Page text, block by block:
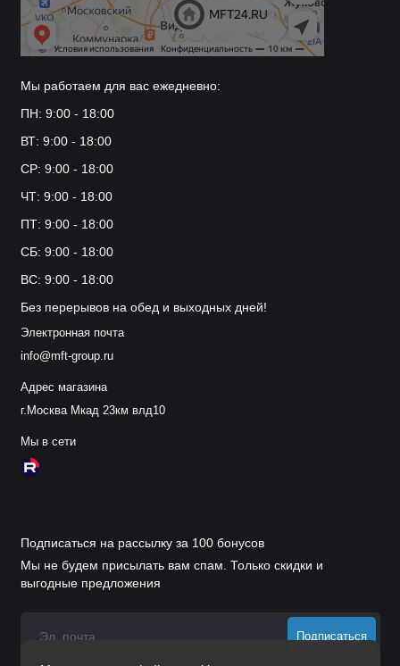
Мы работаем для вас ежедневно:
ПН: 9:00 - 18:00
ВТ: 9:00 - 18:00
СР: 9:00 - 18:00
ЧТ: 9:00 - 18:00
ПТ: 9:00 - 18:00
СБ: 9:00 - 18:00
ВС: 9:00 - 18:00
Без перерывов на обед и выходных дней!
Электронная почта
info@mft-group.ru
Адрес магазина
г.Москва Мкад 23км влд10
Мы в сети
Подписаться на рассылку за 100 бонусов
Мы не будем присылать вам спам. Только скидки и
выгодные предложения
Подписаться